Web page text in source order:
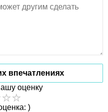
впечатлениях
оценку
)